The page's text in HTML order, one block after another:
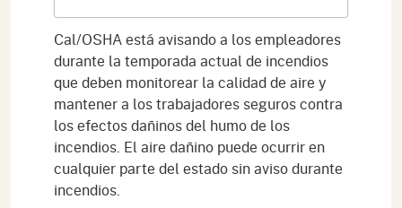
Cal/OSHA está avisando a los empleadores
durante la temporada actual de incendios
que deben monitorear la calidad de aire y
mantener a los trabajadores seguros contra
los efectos dañinos del humo de los
incendios. El aire dañino puede ocurrir en
cualquier parte del estado sin aviso durante
incendios.